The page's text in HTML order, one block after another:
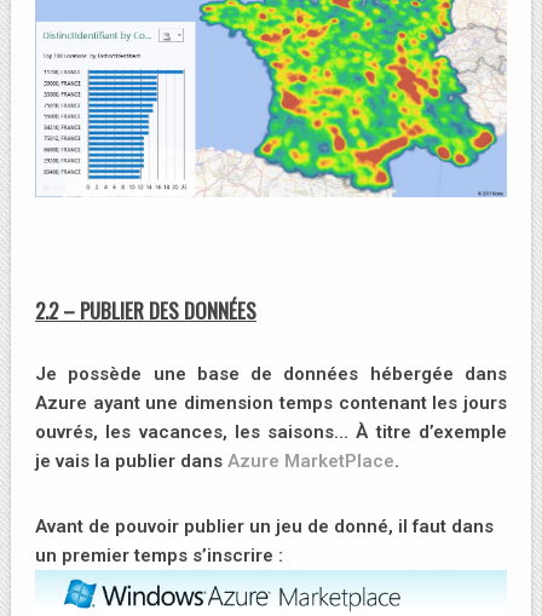
2.2 – PUBLIER DES DONNÉES
Je possède une base de données hébergée dans
Azure ayant une dimension temps contenant les jours
ouvrés, les vacances, les saisons… À titre d’exemple
je vais la publier dans Azure MarketPlace.
Avant de pouvoir publier un jeu de donné, il faut dans
un premier temps s’inscrire :